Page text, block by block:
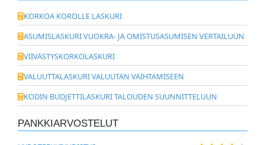
KORKOA KOROLLE LASKURI
ASUMISLASKURI VUOKRA- JA OMISTUSASUMISEN VERTAILUUN
VIIVÄSTYSKORKOLASKURI
VALUUTTALASKURI VALUUTAN VAIHTAMISEEN
KODIN BUDJETTILASKURI TALOUDEN SUUNNITTELUUN
PANKKIARVOSTELUT